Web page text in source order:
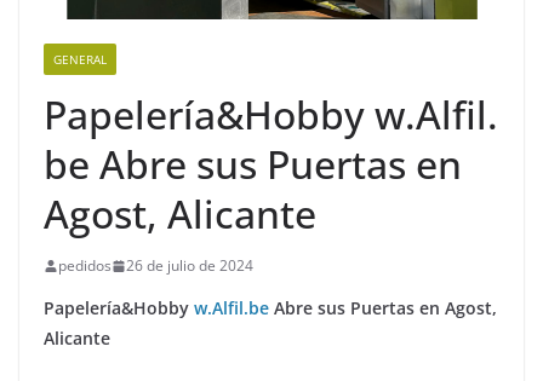
GENERAL
Papelería&Hobby w.Alfil.
be Abre sus Puertas en
Agost, Alicante
pedidos 26 de julio de 2024
Papelería&Hobby w.Alfil.be Abre sus Puertas en Agost,
Alicante